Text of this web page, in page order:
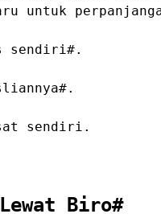
untuk
sendiri#.
sendiri.
Lewat Biro#